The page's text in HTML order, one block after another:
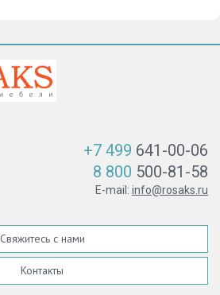
+7 499 641-00-06
8 800 500-81-58
E-mail: info@rosaks.ru
Свяжитесь с нами
Контакты